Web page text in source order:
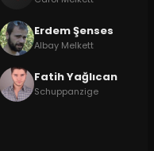
Erdem Şenses
Albay Melkett
Fatih Yağlıcan
Schuppanzige